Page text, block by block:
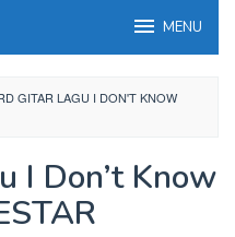
MENU
GITAR LAGU I DON'T KNOW
I Don’t Know